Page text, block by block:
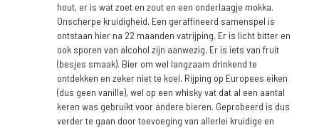
hout, er is wat zoet en zout en een onderlaagje mokka.
Onscherpe kruidigheid. Een geraffineerd samenspel is
ontstaan hier na 22 maanden vatrijping. Er is licht bitter en
ook sporen van alcohol zijn aanwezig. Er is iets van fruit
(besjes smaak). Bier om wel langzaam drinkend te
ontdekken en zeker niet te koel. Rijping op Europees eiken
(dus geen vanille), wel op een whisky vat dat al een aantal
keren was gebruikt voor andere bieren. Geprobeerd is dus
verder te gaan door toevoeging van allerlei kruidige en